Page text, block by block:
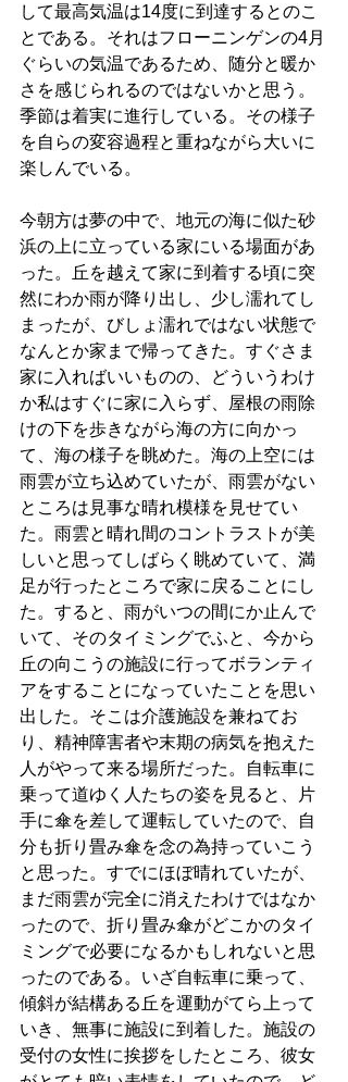
して最高気温は14度に到達するとのこ
とである。それはフローニンゲンの4月
ぐらいの気温であるため、随分と暖か
さを感じられるのではないかと思う。
季節は着実に進行している。その様子
を自らの変容過程と重ねながら大いに
楽しんでいる。
今朝方は夢の中で、地元の海に似た砂
浜の上に立っている家にいる場面があ
った。丘を越えて家に到着する頃に突
然にわか雨が降り出し、少し濡れてし
まったが、びしょ濡れではない状態で
なんとか家まで帰ってきた。すぐさま
家に入ればいいものの、どういうわけ
か私はすぐに家に入らず、屋根の雨除
けの下を歩きながら海の方に向かっ
て、海の様子を眺めた。海の上空には
雨雲が立ち込めていたが、雨雲がない
ところは見事な晴れ模様を見せてい
た。雨雲と晴れ間のコントラストが美
しいと思ってしばらく眺めていて、満
足が行ったところで家に戻ることにし
た。すると、雨がいつの間にか止んで
いて、そのタイミングでふと、今から
丘の向こうの施設に行ってボランティ
アをすることになっていたことを思い
出した。そこは介護施設を兼ねてお
り、精神障害者や末期の病気を抱えた
人がやって来る場所だった。自転車に
乗って道ゆく人たちの姿を見ると、片
手に傘を差して運転していたので、自
分も折り畳み傘を念の為持っていこう
と思った。すでにほぼ晴れていたが、
まだ雨雲が完全に消えたわけではなか
ったので、折り畳み傘がどこかのタイ
ミングで必要になるかもしれないと思
ったのである。いざ自転車に乗って、
傾斜が結構ある丘を運動がてら上って
いき、無事に施設に到着した。施設の
受付の女性に挨拶をしたところ、彼女